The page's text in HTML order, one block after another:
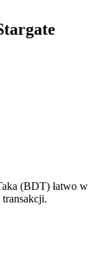
(BDT) łatwo w